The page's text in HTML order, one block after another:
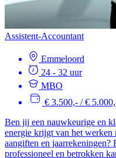
Assistent-Accountant
Emmeloord
24 - 32 uur
MBO
€ 3.500,- / €
Ben jij een nauwkeurige en
energie krijgt van het werken
aangiften en
professioneel en betrokken